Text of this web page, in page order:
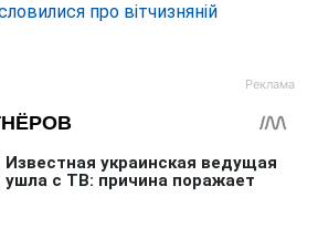
про вітчизняній